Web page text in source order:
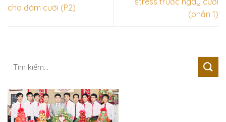
cho đám cưới (P2)
(phần 1)